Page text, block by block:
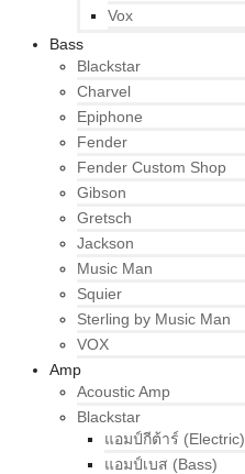
Vox
Bass
Blackstar
Charvel
Epiphone
Fender
Fender Custom Shop
Gibson
Gretsch
Jackson
Music Man
Squier
Sterling by Music Man
VOX
Amp
Acoustic Amp
Blackstar
แอมป์กีต้าร์ (Electric)
แอมป์เบส (Bass)